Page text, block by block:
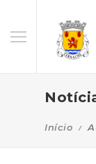
Início